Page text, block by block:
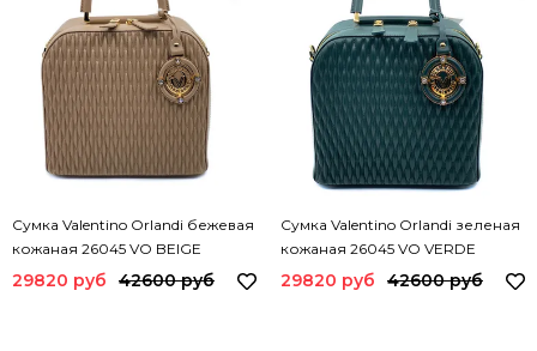
Сумка Valentino Orlandi бежевая
кожаная 26045 VO BEIGE
29820 руб 42600 руб
Сумка Valentino Orlandi зеленая
кожаная 26045 VO VERDE
29820 руб 42600 руб